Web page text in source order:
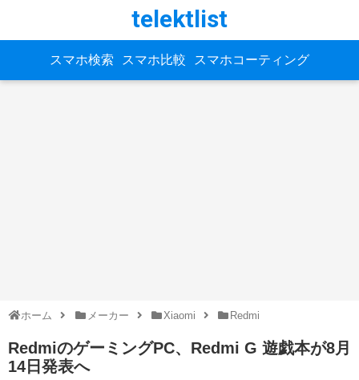
telektlist
スマホ検索 スマホ比較 スマホコーティング
ホーム メーカー Xiaomi Redmi
RedmiのゲーミングPC、Redmi G 遊戯本が8月
14日発表へ